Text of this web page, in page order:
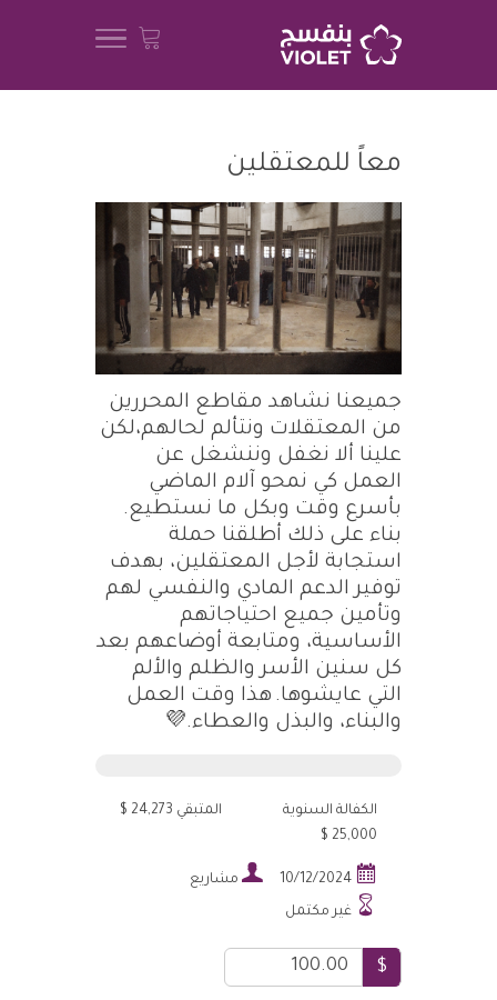
معاً للمعتقلين
جميعنا نشاهد مقاطع المحررين
من المعتقلات ونتألم لحالهم،لكن
علينا ألا نغفل وننشغل عن
العمل كي نمحو آلام الماضي
بأسرع وقت وبكل ما نستطيع.
بناء على ذلك أطلقنا حملة
استجابة لأجل المعتقلين، بهدف
توفير الدعم المادي والنفسي لهم
وتأمين جميع احتياجاتهم
الأساسية، ومتابعة أوضاعهم بعد
كل سنين الأسر والظلم والألم
التي عايشوها. هذا وقت العمل
والبناء، والبذل والعطاء.💜
الكفالة السنوية
25,000 $
المتبقي 24,273 $

10/12/2024
 مشاريع
 غير مكتمل
$